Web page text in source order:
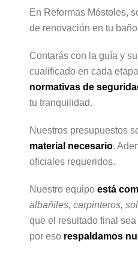
En Reformas Móstoles,
de renovación en tu
Contarás con la guía y
cualificado en cada
normativas de
tu tranquilidad.
Nuestros presupuestos
material necesario.
oficiales requeridos.
Nuestro equipo está
albañiles, carpinteros,
que el resultado final
por eso respaldamos